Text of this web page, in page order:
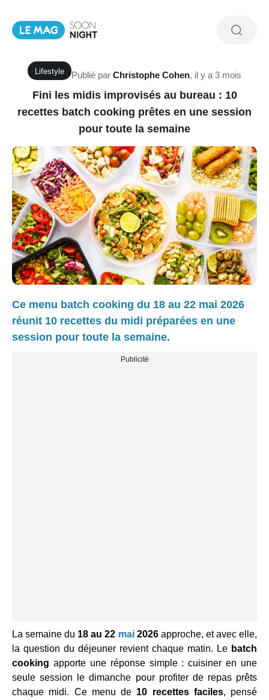
Lifestyle Publié par Christophe Cohen, il y a 3 mois
Fini les midis improvisés au bureau : 10
recettes batch cooking prêtes en une session
pour toute la semaine
Ce menu batch cooking du 18 au 22 mai 2026
réunit 10 recettes du midi préparées en une
session pour toute la semaine.
La semaine du 18 au 22 mai2026approche, et avec elle,
la question du déjeuner revient chaque matin. Le batch
cooking apporte une réponse simple : cuisiner en une
seule session le dimanche pour profiter de repas prêts
chaque midi. Ce menu de 10 recettes faciles, pensé